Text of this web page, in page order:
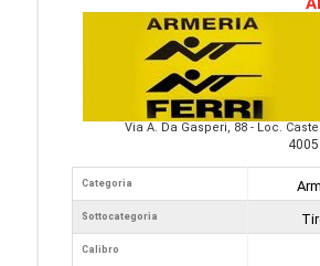
Via A. Da Gasperi, 88 - Loc.
Categoria
Sottocategoria
Calibro